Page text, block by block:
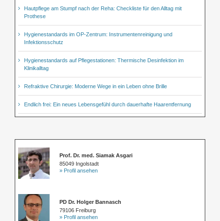
Hautpflege am Stumpf nach der Reha: Checkliste für den Alltag mit
Prothese
Hygienestandards im OP-Zentrum: Instrumentenreinigung und
Infektionsschutz
Hygienestandards auf Pflegestationen: Thermische Desinfektion im
Klinikalltag
Refraktive Chirurgie: Moderne Wege in ein Leben ohne Brille
Endlich frei: Ein neues Lebensgefühl durch dauerhafte Haarentfernung
Prof. Dr. med. Siamak Asgari
85049 Ingolstadt
» Profil ansehen
PD Dr. Holger Bannasch
79106 Freiburg
» Profil ansehen